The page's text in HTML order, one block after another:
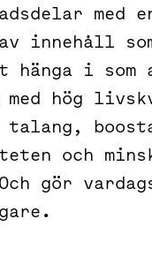
med
innehåll
hänga i som
med hög
talang,
och
gör